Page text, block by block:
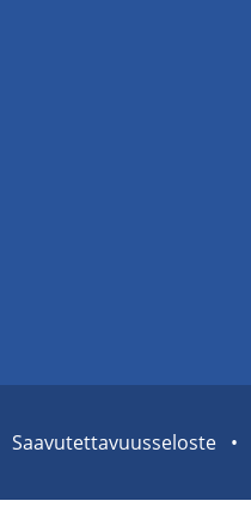
Saa­vu­tet­ta­vuus­se­los­te